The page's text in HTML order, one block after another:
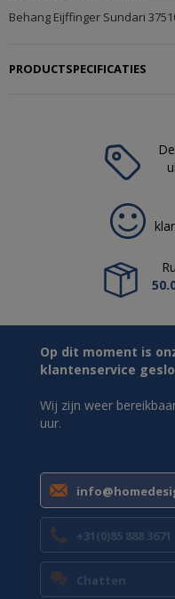
Behang Eijffinger Sundari
PRODUCTSPECIFICATIES
Op dit moment is
klantenservice
Wij zijn weer
uur.
+31(0)85 888 3671
Chatten